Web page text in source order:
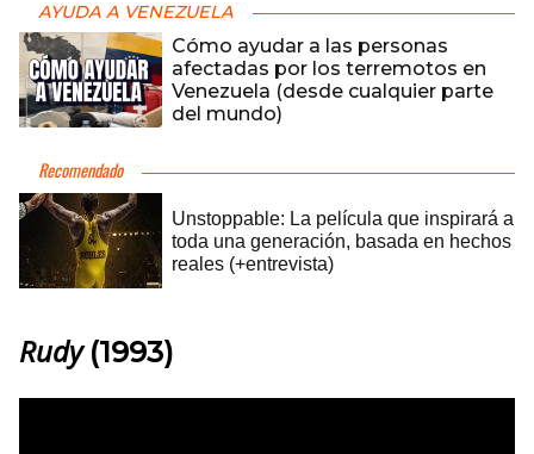
AYUDA A VENEZUELA
Cómo ayudar a las personas
afectadas por los terremotos en
Venezuela (desde cualquier parte
del mundo)
Rudy(1993)